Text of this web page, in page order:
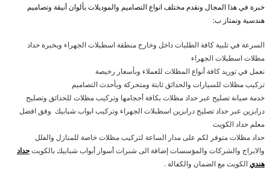
خبرة في هذا المجال ونقدم مختلف انواع التصاميم والموديلات بألوان أنيقة وتصاميم
هندسية ونمتاز ب:
السرعة في تلبية كافة الطلبات داخل وخارج منطقة اسطبلات الجهراء وبخبرة حداد
مظلات اسطبلات الجهراء
نعمل في توريد كافة أنواع المظلات للعملاء وبأسعار رخيصة
تركيب مظلات للسيارات والحدائق ثابتة ومتحركة وبأحدث التصاميم
خدمة صيانة تصليح عبر حداد مظلات بكافة أحجامها وتركيب مظلات للحدائق وتصليح
درابزين عبر حداد تصليح درابزين اسطبلات الجهراء وتركيب ابواب شبابيك وفق افضل
معلم حداد الكويت
حداد مظلات متوفر لكم على مدار الساعة لتركيب مظلات خاصة للمنازل والفلل
والابراج والشركات والمؤسسات إضافة الى شبرات أسوار أبواب شبابيك بالكويتحداد
هنديالكويت مع الضمان والكفالة .